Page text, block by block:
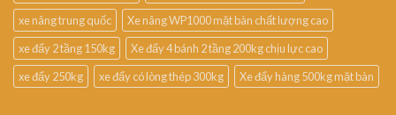
xe nâng trung quốc
Xe nâng WP1000 mặt bàn chất lượng cao
xe đẩy 2 tầng 150kg
Xe đẩy 4 bánh 2 tầng 200kg chịu lực cao
xe đẩy 250kg
xe đẩy có lòng thép 300kg Xe đẩy hàng 500kg mặt bàn